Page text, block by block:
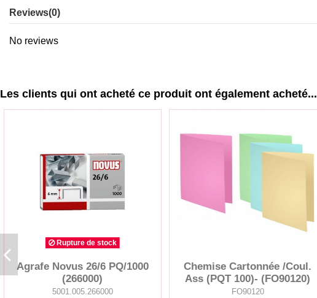
Reviews(0)
No reviews
Les clients qui ont acheté ce produit ont également acheté...
Rupture de stock
Agrafe Novus 26/6 PQ/1000
(266000)
5001.005.266000
Chemise Cartonnée /Coul.
Ass (PQT 100)- (FO90120)
FO90120